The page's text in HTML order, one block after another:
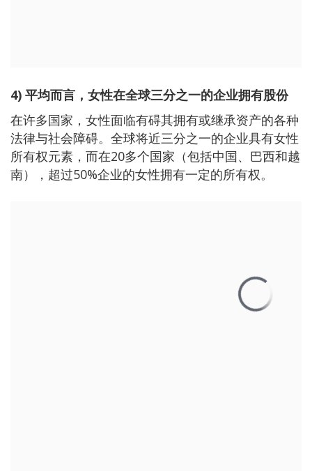
4) 平均而言，女性在全球三分之一的企业拥有股份
在许多国家，女性面临有碍其拥有或继承资产的各种
法律与社会障碍。全球将近三分之一的企业具有女性
所有权元素，而在20多个国家（包括中国、巴西和越
南），超过50%企业的女性拥有一定的所有权。